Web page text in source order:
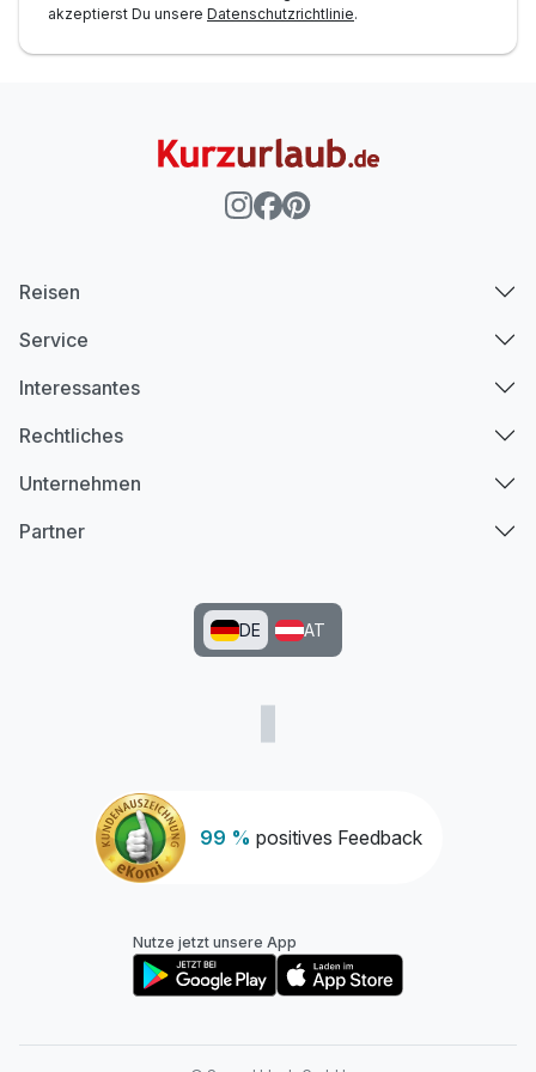
akzeptierst Du unsere Datenschutzrichtlinie.
99 % positives Feedback
Reisen
Service
Interessantes
Rechtliches
Unternehmen
Partner
DE AT
Nutze jetzt unsere App